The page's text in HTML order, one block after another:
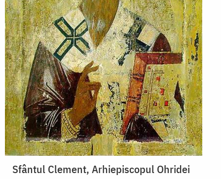
Sfântul Clement, Arhiepiscopul Ohridei